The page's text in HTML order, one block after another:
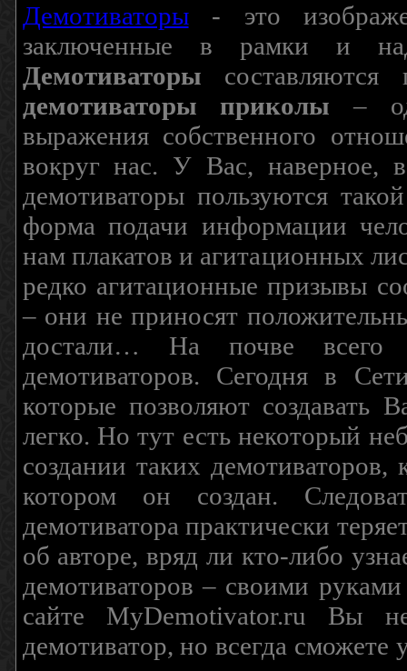
Демотиваторы- это
заключенные в рамки и
Демотиваторы составляются
демотиваторы приколы –
выражения собственного
вокруг нас. У Вас, наверное,
демотиваторы пользуются
форма подачи информации
нам плакатов и агитационных
редко агитационные призывы
– они не приносят
достали… На почве всего
демотиваторов. Сегодня в
которые позволяют создавать
легко. Но тут есть некоторый
создании таких
котором он создан.
демотиватора практически
об авторе, вряд ли кто-либо
демотиваторов – своими
сайте MyDemotivator.ru Вы
демотиватор, но всегда сможете